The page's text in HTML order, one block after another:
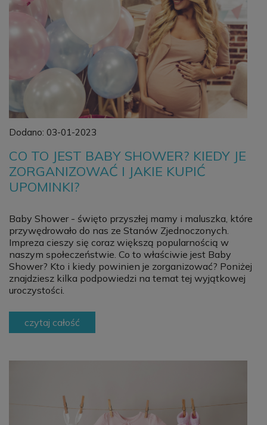
Dodano: 03-01-2023
CO TO JEST BABY SHOWER? KIEDY JE
ZORGANIZOWAĆ I JAKIE KUPIĆ
UPOMINKI?
Baby Shower - święto przyszłej mamy i maluszka, które
przywędrowało do nas ze Stanów Zjednoczonych.
Impreza cieszy się coraz większą popularnością w
naszym społeczeństwie. Co to właściwie jest Baby
Shower? Kto i kiedy powinien je zorganizować? Poniżej
znajdziesz kilka podpowiedzi na temat tej wyjątkowej
uroczystości.
czytaj całość